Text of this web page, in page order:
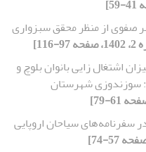
از منظر محقق سبزواری
اشتغال ‏زایی بانوان بلوچ و
سوزن‏دوزی شهرستان
سیاحان اروپایی